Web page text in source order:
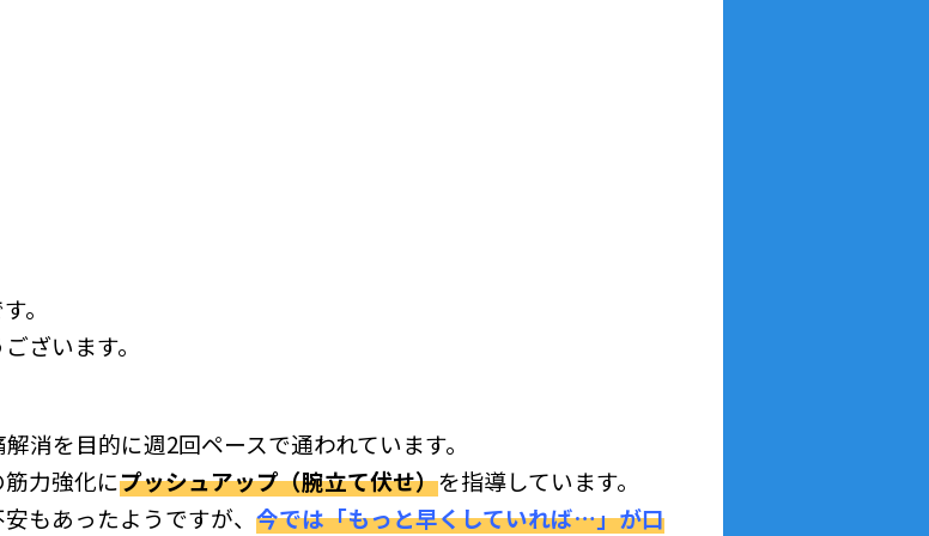
。
ざいます。
消を目的に週2回ペースで通われています。
力強化にプッシュアップ（腕立て伏せ）を指導しています。
もあったようですが、 今では「もっと早くしていれば…」が口